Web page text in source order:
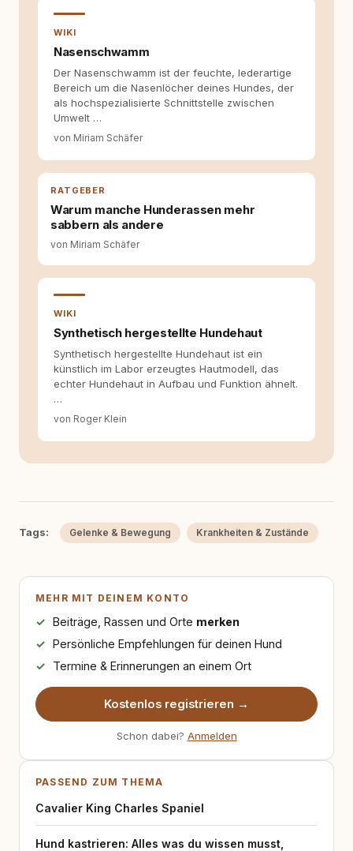
bewusst gute Hundehaltung funktionieren
als Content Managerin an vielen Stellen
beteiligt, an denen aus Ideen fertige Beiträge
werden. Ich recherchiere Themen, plane
Inhalte, schreibe Artikel, begleite Gastbeiträge
redaktionell, veröffentliche Texte und betreue
die Social-Media-Kanäle. Mein Blick richtet
Welche Themen sind relevant? Welche
Inhalte so aufbereiten, dass sie verständlich,
fundiert und für unsere Leser wirklich
hilfreich sind? Ich glaube, dass Emotionen
Selbstreflexion und Bereitschaft zum
Texten möchte ich genau dazu beitragen.
WIKI
Nasenschwamm
Der Nasenschwamm ist der feuchte, lederartige
Bereich um die Nasenlöcher deines Hundes, der
als hochspezialisierte Schnittstelle zwischen
Umwelt …
von Miriam Schäfer
RATGEBER
Warum manche Hunderassen mehr
sabbern als andere
von Miriam Schäfer
WIKI
Synthetisch hergestellte Hundehaut
Synthetisch hergestellte Hundehaut ist ein
künstlich im Labor erzeugtes Hautmodell, das
echter Hundehaut in Aufbau und Funktion ähnelt.
…
von Roger Klein
Tags: Gelenke & Bewegung Krankheiten & Zustände
MEHR MIT DEINEM KONTO
Beiträge, Rassen und Orte merken
Persönliche Empfehlungen für deinen Hund
Termine & Erinnerungen an einem Ort
Kostenlos registrieren →
Schon dabei? Anmelden
PASSEND ZUM THEMA
Cavalier King Charles Spaniel
Hund kastrieren: Alles was du wissen musst,